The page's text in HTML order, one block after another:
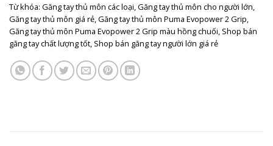
Từ khóa: Găng tay thủ môn các loại,Găng tay thủ môn cho người lớn,
Găng tay thủ môn giá rẻ,Găng tay thủ môn Puma Evopower 2 Grip,
Găng tay thủ môn Puma Evopower 2 Grip màu hồng chuối, Shop bán
găng tay chất lượng tốt, Shop bán găng tay người lớn giá rẻ